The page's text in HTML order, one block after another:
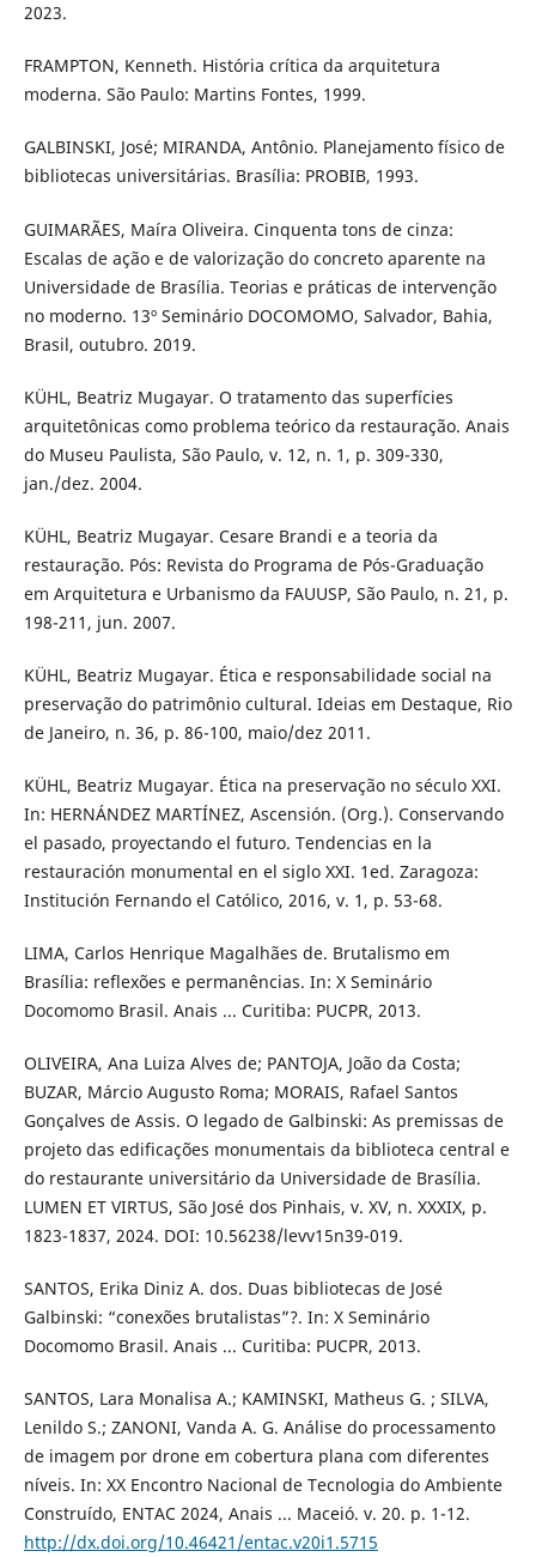
2023.
FRAMPTON, Kenneth. História crítica da arquitetura
moderna. São Paulo: Martins Fontes, 1999.
GALBINSKI, José; MIRANDA, Antônio. Planejamento físico de
bibliotecas universitárias. Brasília: PROBIB, 1993.
GUIMARÃES, Maíra Oliveira. Cinquenta tons de cinza:
Escalas de ação e de valorização do concreto aparente na
Universidade de Brasília. Teorias e práticas de intervenção
no moderno. 13º Seminário DOCOMOMO, Salvador, Bahia,
Brasil, outubro. 2019.
KÜHL, Beatriz Mugayar. O tratamento das superfícies
arquitetônicas como problema teórico da restauração. Anais
do Museu Paulista, São Paulo, v. 12, n. 1, p. 309-330,
jan./dez. 2004.
KÜHL, Beatriz Mugayar. Cesare Brandi e a teoria da
restauração. Pós: Revista do Programa de Pós-Graduação
em Arquitetura e Urbanismo da FAUUSP, São Paulo, n. 21, p.
198-211, jun. 2007.
KÜHL, Beatriz Mugayar. Ética e responsabilidade social na
preservação do patrimônio cultural. Ideias em Destaque, Rio
de Janeiro, n. 36, p. 86-100, maio/dez 2011.
KÜHL, Beatriz Mugayar. Ética na preservação no século XXI.
In: HERNÁNDEZ MARTÍNEZ, Ascensión. (Org.). Conservando
el pasado, proyectando el futuro. Tendencias en la
restauración monumental en el siglo XXI. 1ed. Zaragoza:
Institución Fernando el Católico, 2016, v. 1, p. 53-68.
LIMA, Carlos Henrique Magalhães de. Brutalismo em
Brasília: reflexões e permanências. In: X Seminário
Docomomo Brasil. Anais ... Curitiba: PUCPR, 2013.
OLIVEIRA, Ana Luiza Alves de; PANTOJA, João da Costa;
BUZAR, Márcio Augusto Roma; MORAIS, Rafael Santos
Gonçalves de Assis. O legado de Galbinski: As premissas de
projeto das edificações monumentais da biblioteca central e
do restaurante universitário da Universidade de Brasília.
LUMEN ET VIRTUS, São José dos Pinhais, v. XV, n. XXXIX, p.
1823-1837, 2024. DOI: 10.56238/levv15n39-019.
SANTOS, Erika Diniz A. dos. Duas bibliotecas de José
Galbinski: “conexões brutalistas”?. In: X Seminário
Docomomo Brasil. Anais ... Curitiba: PUCPR, 2013.
SANTOS, Lara Monalisa A.; KAMINSKI, Matheus G. ; SILVA,
Lenildo S.; ZANONI, Vanda A. G. Análise do processamento
de imagem por drone em cobertura plana com diferentes
níveis. In: XX Encontro Nacional de Tecnologia do Ambiente
Construído, ENTAC 2024, Anais ... Maceió. v. 20. p. 1-12.
http://dx.doi.org/10.46421/entac.v20i1.5715